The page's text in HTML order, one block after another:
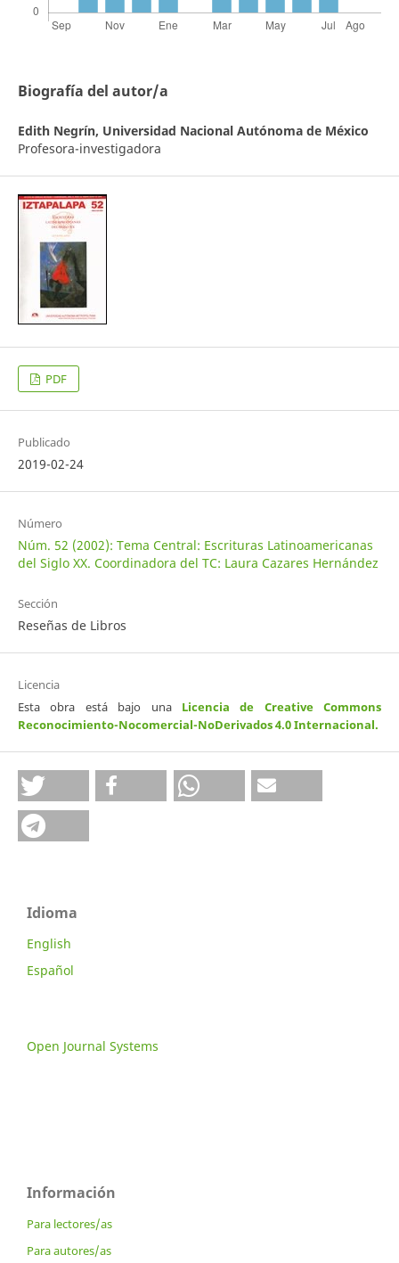
Biografía del autor/a
Edith Negrín, Universidad Nacional Autónoma de México
Profesora-investigadora
PDF
Publicado
2019-02-24
Número
Núm. 52 (2002): Tema Central: Escrituras Latinoamericanas
del Siglo XX. Coordinadora del TC: Laura Cazares Hernández
Sección
Reseñas de Libros
Licencia
Esta obra está bajo una Licencia de Creative Commons
Reconocimiento-Nocomercial-NoDerivados 4.0 Internacional.
Idioma
English
Español
Open Journal Systems
Información
Para lectores/as
Para autores/as